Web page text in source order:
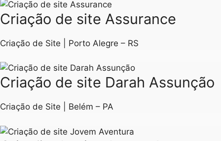
Criação de site Assurance
Criação de Site | Porto Alegre – RS
Criação de site Darah Assunção
Criação de Site | Belém – PA